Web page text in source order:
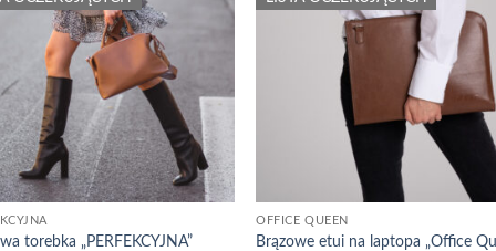
torebka „PERFEKCYJNA”
OFFICE QUEEN
Brązowe etui na laptopa „Office